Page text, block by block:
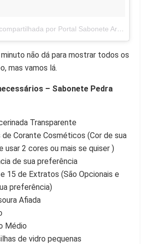
Uma publicação compartilhada por Portal Sabonete Artesanal (@sabonete.artesanal)
não dá para mostrar todos os
mas vamos lá.
– Sabonete Pedra
Transparente
de Corante Cosméticos (Cor de sua
usar 2 cores ou mais se quiser )
de sua preferência
15 de Extratos (São Opcionais e
preferência)
Afiada
Médio
de vidro pequenas